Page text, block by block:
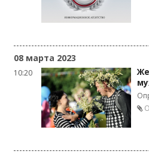
08 марта 2023
10:20